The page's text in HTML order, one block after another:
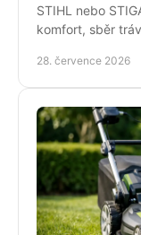
STIHL nebo
komfort, sběr
28. července 2026